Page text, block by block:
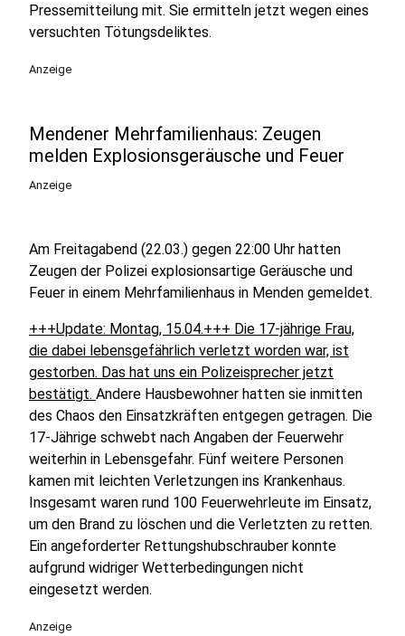
Pressemitteilung mit. Sie ermitteln jetzt wegen eines
versuchten Tötungsdeliktes.
Anzeige
Mendener Mehrfamilienhaus: Zeugen
melden Explosionsgeräusche und Feuer
Anzeige
Am Freitagabend (22.03.) gegen 22:00 Uhr hatten
Zeugen der Polizei explosionsartige Geräusche und
Feuer in einem Mehrfamilienhaus in Menden gemeldet.
+++Update: Montag, 15.04.+++ Die 17-jährige Frau,
die dabei lebensgefährlich verletzt worden war, ist
gestorben. Das hat uns ein Polizeisprecher jetzt
bestätigt. Andere Hausbewohner hatten sie inmitten
des Chaos den Einsatzkräften entgegen getragen. Die
17-Jährige schwebt nach Angaben der Feuerwehr
weiterhin in Lebensgefahr. Fünf weitere Personen
kamen mit leichten Verletzungen ins Krankenhaus.
Insgesamt waren rund 100 Feuerwehrleute im Einsatz,
um den Brand zu löschen und die Verletzten zu retten.
Ein angeforderter Rettungshubschrauber konnte
aufgrund widriger Wetterbedingungen nicht
eingesetzt werden.
Anzeige